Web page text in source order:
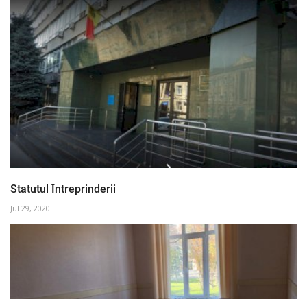
Statutul Întreprinderii
Jul 29, 2020